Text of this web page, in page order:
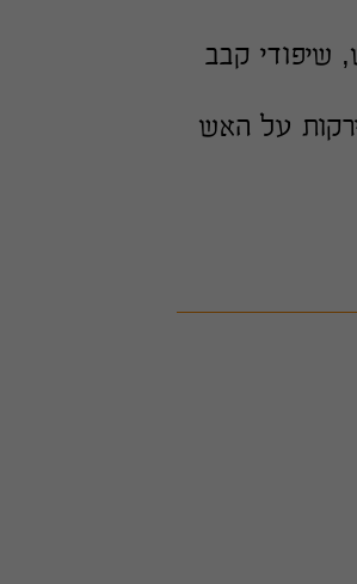
שיפודי קבב
על האש